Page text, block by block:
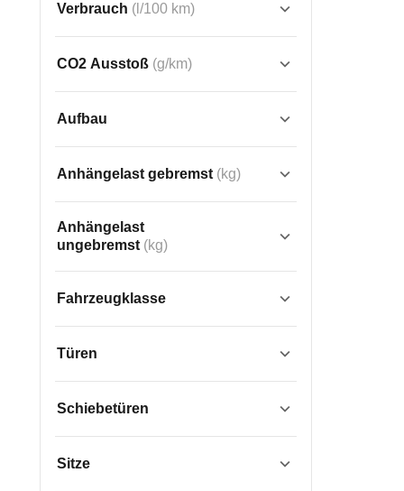
Verbrauch (l/100 km)
CO2 Ausstoß (g/km)
Aufbau
Bus
Cabrio
Coupe
Geländewagen
Kleintransporter
Schrägheck
Transporter Van
Anhängelast gebremst (kg)
Anhängelast
ungebremst (kg)
Fahrzeugklasse
Kleinstwagen  (z.B. Twingo)
Leichtkraftfahrzeug (L6e)
Leichtkraftfahrzeug (L7e)
Türen
0
1 2 3 4
Schiebetüren
Schiebetüren
Sitze